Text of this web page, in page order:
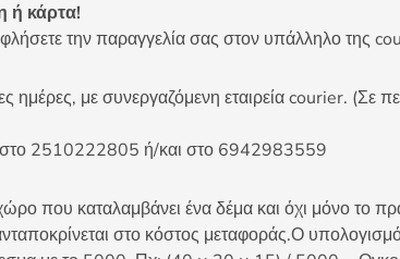
ή κάρτα!
την παραγγελία σας στον υπάλληλο της
με συνεργαζόμενη εταιρεία courier. (Σε
στο 2510222805 ή/και στο 6942983559
που καταλαμβάνει ένα δέμα και όχι μόνο το
στο κόστος μεταφοράς.Ο υπολογισμός